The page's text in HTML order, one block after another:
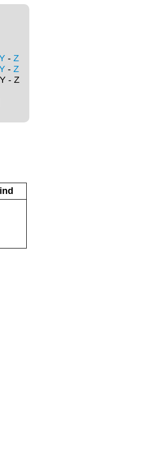
- Z
- Z
- Z